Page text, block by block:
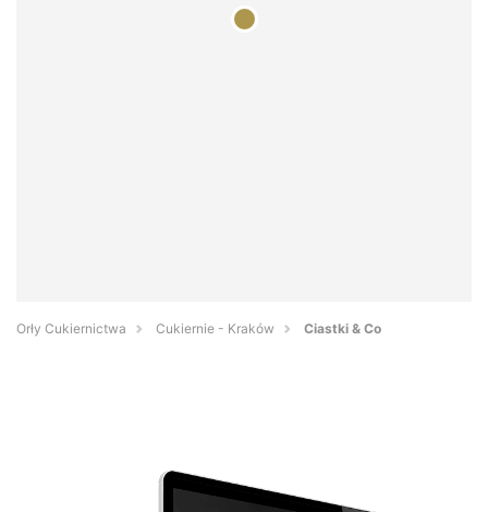
Orły Cukiernictwa Cukiernie - Kraków Ciastki & Co